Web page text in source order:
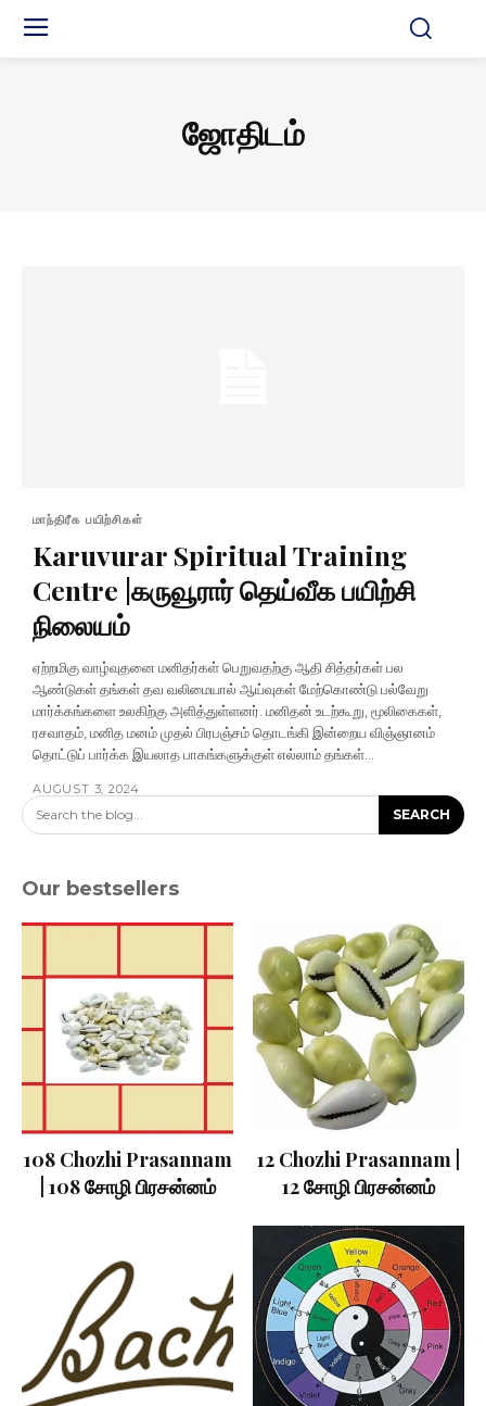
ஜோதிடம்
மாந்திரீக பயிற்சிகள்
Karuvurar Spiritual Training
Centre |கருவூரார் தெய்வீக பயிற்சி
நிலையம்
ஏற்றமிகு வாழ்வுதனை மனிதர்கள் பெறுவதற்கு ஆதி சித்தர்கள் பல
ஆண்டுகள் தங்கள் தவ வலிமையால் ஆய்வுகள் மேற்கொண்டு பல்வேறு
மார்க்கங்களை உலகிற்கு அளித்துள்ளனர். மனிதன் உடற்கூறு, மூலிகைகள்,
ரசவாதம், மனித மனம் முதல் பிரபஞ்சம் தொடங்கி இன்றைய விஞ்ஞானம்
தொட்டுப் பார்க்க இயலாத பாகங்களுக்குள் எல்லாம் தங்கள்...
AUGUST 3, 2024
Search the blog... SEARCH
Our bestsellers
108 Chozhi Prasannam
| 108 சோழி பிரசன்னம்
12 Chozhi Prasannam |
12 சோழி பிரசன்னம்